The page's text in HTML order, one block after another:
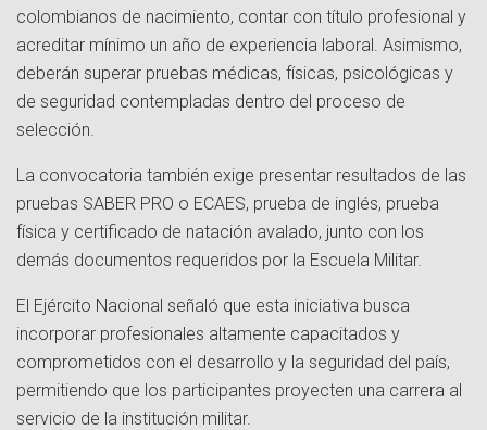
colombianos de nacimiento, contar con título profesional y
acreditar mínimo un año de experiencia laboral. Asimismo,
deberán superar pruebas médicas, físicas, psicológicas y
de seguridad contempladas dentro del proceso de
selección.
La convocatoria también exige presentar resultados de las
pruebas SABER PRO o ECAES, prueba de inglés, prueba
física y certificado de natación avalado, junto con los
demás documentos requeridos por la Escuela Militar.
El Ejército Nacional señaló que esta iniciativa busca
incorporar profesionales altamente capacitados y
comprometidos con el desarrollo y la seguridad del país,
permitiendo que los participantes proyecten una carrera al
servicio de la institución militar.